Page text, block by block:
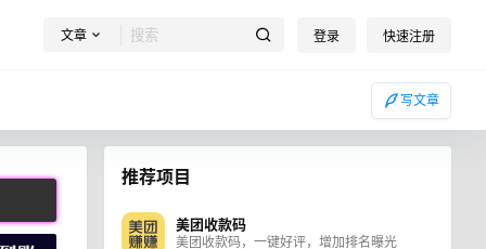
文章 登录 快速注册
写文章
推荐项目
美团收款码
美团收款码，一键好评，增加排名曝光